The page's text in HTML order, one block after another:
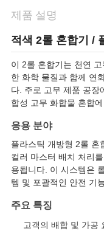
락
주
세
요
뉴
스
인
용
제품 설명
적색 2롤 혼합기 /
이 2롤 혼합기는 천연
한 화학 물질과 함께 연
다. 주로 고무 제품 공장
합성 고무 화합물 혼합
응용 분야
플라스틱 개방형 2롤 혼
컬러 마스터 배치 처리
용됩니다. 이 시스템은
템 및 포괄적인 안전 기
주요 특징
고객의 배합 및 가공